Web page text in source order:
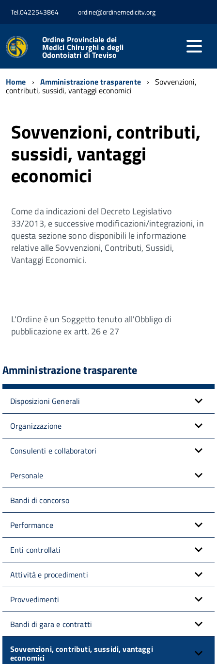
Tel.0422543864 ordine@ordinemedicitv.org
Ordine Provinciale dei
Medici Chirurghi e degli
Odontoiatri di Treviso
Home Amministrazione trasparente Sovvenzioni,
contributi, sussidi, vantaggi economici
Sovvenzioni, contributi,
sussidi, vantaggi
economici
Come da indicazioni del Decreto Legislativo
33/2013, e successive modificazioni/integrazioni, in
questa sezione sono disponibili le informazione
relative alle Sovvenzioni, Contributi, Sussidi,
Vantaggi Economici.
L'Ordine è un Soggetto tenuto all'Obbligo di
pubblicazione ex artt. 26 e 27
Amministrazione trasparente
Disposizioni Generali
Organizzazione
Consulenti e collaboratori
Personale
Bandi di concorso
Performance
Enti controllati
Attività e procedimenti
Provvedimenti
Bandi di gara e contratti
Sovvenzioni, contributi, sussidi, vantaggi
economici